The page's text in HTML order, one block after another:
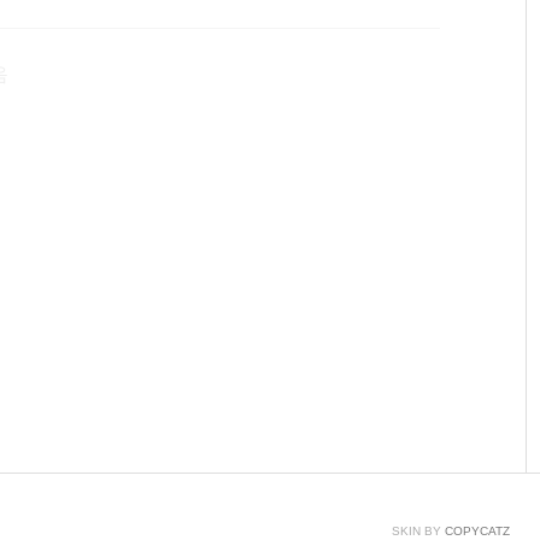
비물 아두이노 보드, 브레드 보드, 온습도센서(DHT11)
SKIN BY COPYCATZ